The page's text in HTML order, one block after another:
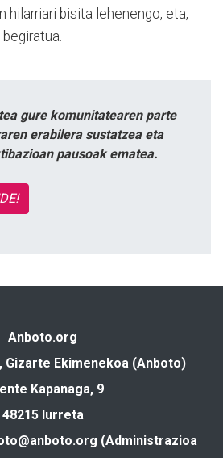
hilarriari bisita lehenengo, eta,
gure komunitatearen parte
erabilera sustatzea eta
pausoak ematea.
Anboto.org
Gizarte Ekimenekoa (Anboto)
Kapanaga, 9
48215 Iurreta
(Administrazioa